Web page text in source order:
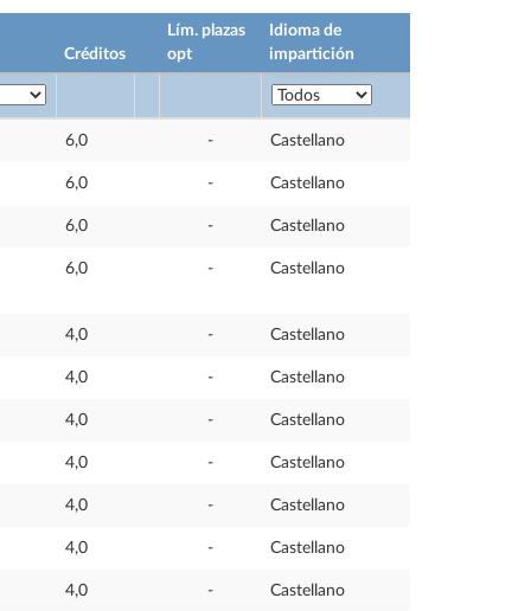
Créditos
Lím. plazas
opt
Idioma de
impartición
6,0 - Castellano
6,0 - Castellano
6,0 - Castellano
6,0 - Castellano
4,0 - Castellano
4,0 - Castellano
4,0 - Castellano
4,0 - Castellano
4,0 - Castellano
4,0 - Castellano
4,0 - Castellano